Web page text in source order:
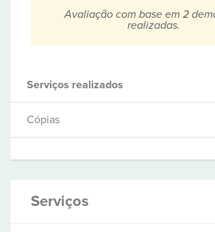
Avaliação com base em 2
realizadas.
Serviços realizados
Cópias
Serviços